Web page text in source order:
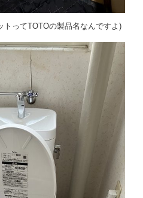
トってTOTOの製品名なんですよ)